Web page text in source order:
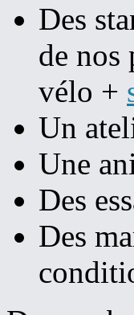
Des
de nos
vélo +
Un
Une
Des
Des